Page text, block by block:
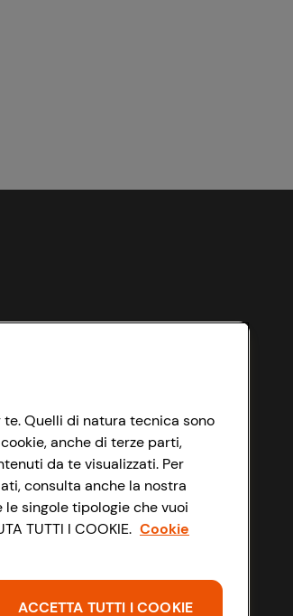
Quelli di natura tecnica sono
anche di terze parti,
da te visualizzati. Per
consulta anche la nostra
le singole tipologie che vuoi
TUTTI I COOKIE. Cookie
ACCETTA TUTTI I COOKIE